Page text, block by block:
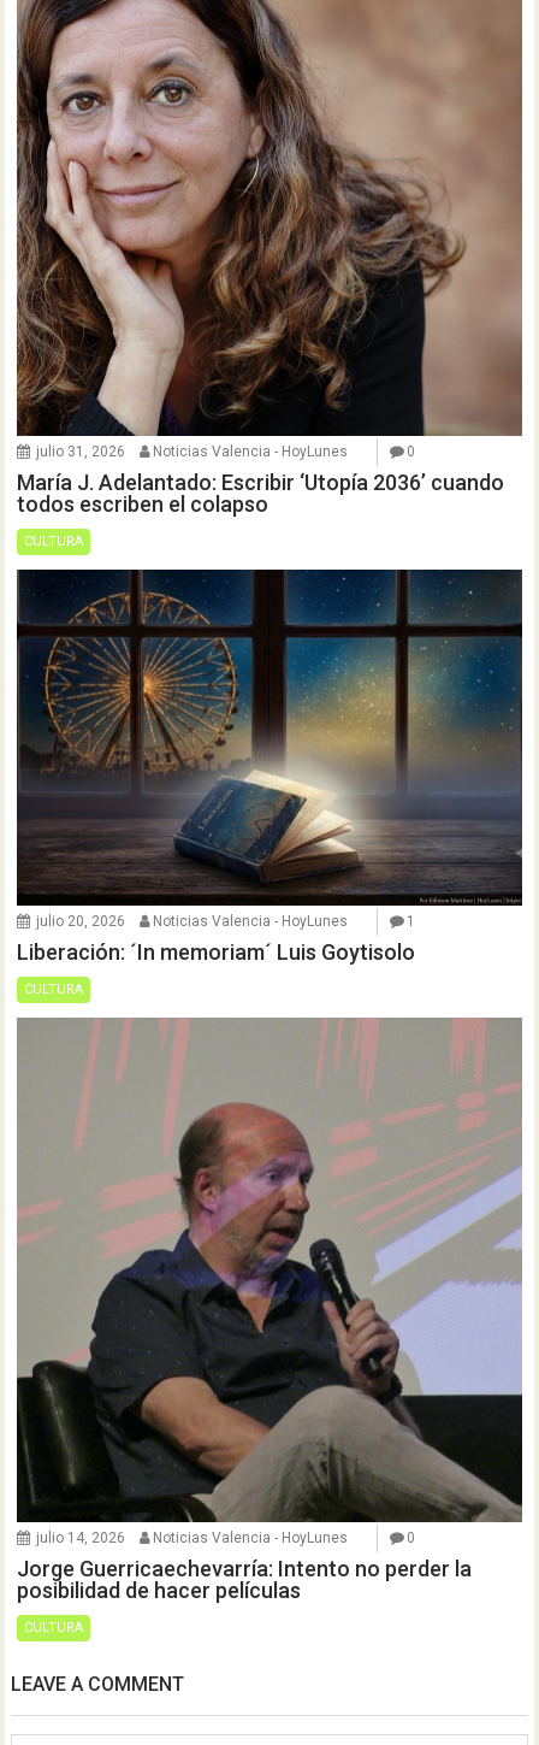
julio 31, 2026 Noticias Valencia - HoyLunes 0
María J. Adelantado: Escribir ‘Utopía 2036’ cuando
todos escriben el colapso
CULTURA
julio 20, 2026 Noticias Valencia - HoyLunes 1
Liberación: ´In memoriam´ Luis Goytisolo
CULTURA
julio 14, 2026 Noticias Valencia - HoyLunes 0
Jorge Guerricaechevarría: Intento no perder la
posibilidad de hacer películas
CULTURA
LEAVE A COMMENT